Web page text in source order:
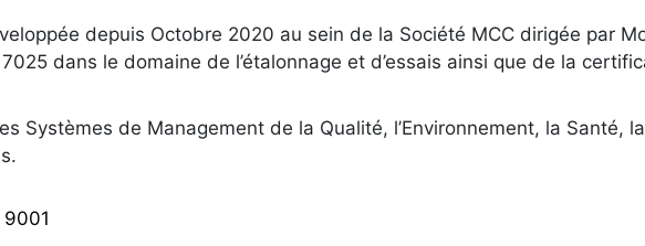
depuis Octobre 2020 au sein de la Société MCC dirigée par
dans le domaine de l’étalonnage et d’essais ainsi que de la
Systèmes de Management de la Qualité, l’Environnement, la Santé,